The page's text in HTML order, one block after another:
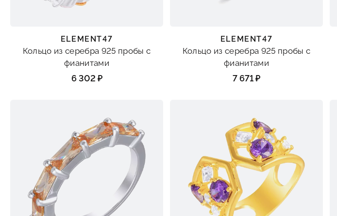
ELEMENT47
Кольцо из серебра 925 пробы с
фианитами
6 302 ₽
ELEMENT47
Кольцо из серебра 925 пробы с
фианитами
7 671 ₽